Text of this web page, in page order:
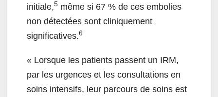
initiale,5 même si 67 % de ces embolies
non détectées sont cliniquement
significatives.6
« Lorsque les patients passent un IRM,
par les urgences et les consultations en
soins intensifs, leur parcours de soins est